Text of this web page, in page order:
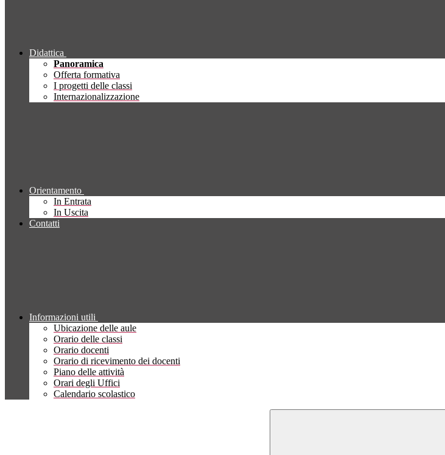
Didattica
Panoramica
Offerta formativa
I progetti delle classi
Internazionalizzazione
Orientamento
In Entrata
In Uscita
Contatti
Informazioni utili
Ubicazione delle aule
Orario delle classi
Orario docenti
Orario di ricevimento dei docenti
Piano delle attività
Orari degli Uffici
Calendario scolastico